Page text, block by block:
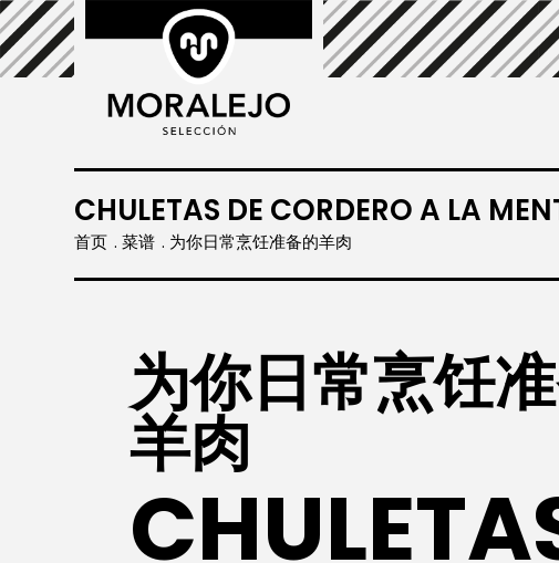
CHULETAS DE CORDERO A LA
首页 菜谱 为你日常烹饪准备的羊肉
为你日常烹饪
羊肉